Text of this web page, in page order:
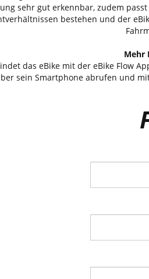
sehr gut erkennbar, zudem
bestehen und der
Mehr
das eBike mit der eBike Flow
sein Smartphone abrufen und